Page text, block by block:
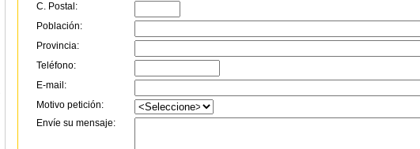
C. Postal:
Población:
Provincia:
Teléfono:
E-mail:
Motivo petición:
Envíe su mensaje: